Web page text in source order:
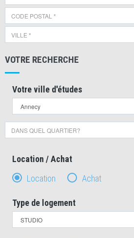
VOTRE RECHERCHE
Votre ville d'études
Location / Achat
Location
Achat
Type de logement